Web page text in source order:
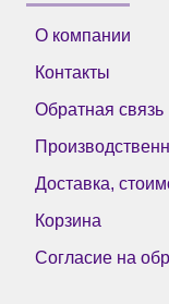
О компании
Контакты
Обратная связь
Доставка,
Корзина
Согласие на